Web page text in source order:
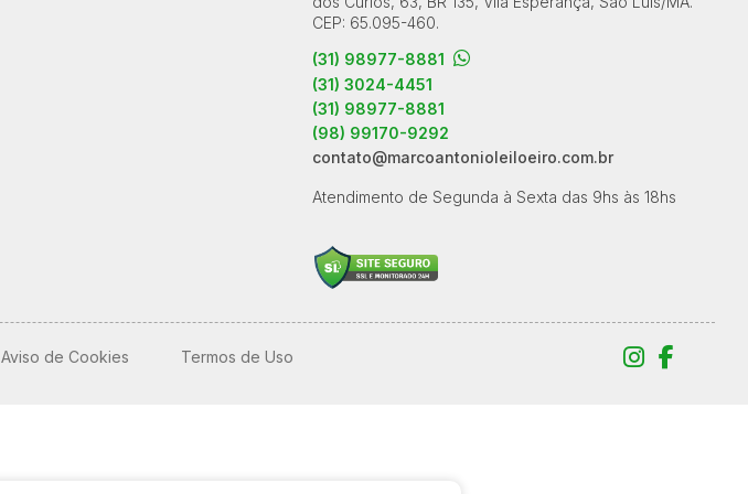
CEP: 65.095-460.
(31) 98977-8881
(31) 3024-4451
(31) 98977-8881
(98) 99170-9292
contato@marcoantonioleiloeiro.com.br
Atendimento de Segunda à Sexta das 9hs às 18hs
Aviso de Cookies Termos de Uso